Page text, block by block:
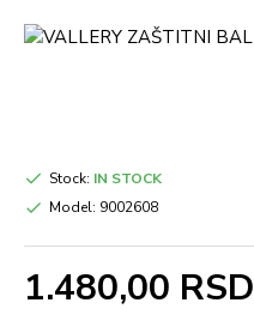
1.480,00 RSD
Stock: IN STOCK
Model: 9002608